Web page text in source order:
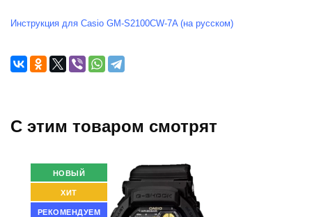
Инструкция для Casio GM-S2100CW-7A (на русском)
C этим товаром смотрят
НОВЫЙ
ХИТ
РЕКОМЕНДУЕМ